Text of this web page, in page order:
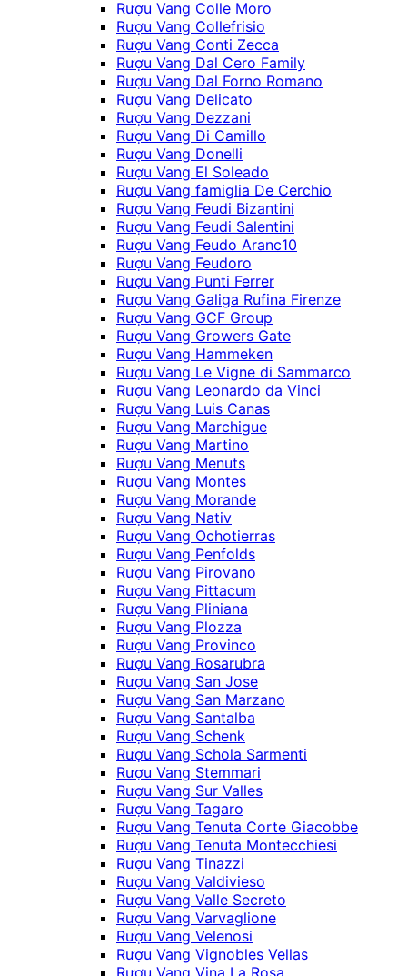
Rượu Vang Colle Moro
Rượu Vang Collefrisio
Rượu Vang Conti Zecca
Rượu Vang Dal Cero Family
Rượu Vang Dal Forno Romano
Rượu Vang Delicato
Rượu Vang Dezzani
Rượu Vang Di Camillo
Rượu Vang Donelli
Rượu Vang El Soleado
Rượu Vang famiglia De Cerchio
Rượu Vang Feudi Bizantini
Rượu Vang Feudi Salentini
Rượu Vang Feudo Aranc10
Rượu Vang Feudoro
Rượu Vang Punti Ferrer
Rượu Vang Galiga Rufina Firenze
Rượu Vang GCF Group
Rượu Vang Growers Gate
Rượu Vang Hammeken
Rượu Vang Le Vigne di Sammarco
Rượu Vang Leonardo da Vinci
Rượu Vang Luis Canas
Rượu Vang Marchigue
Rượu Vang Martino
Rượu Vang Menuts
Rượu Vang Montes
Rượu Vang Morande
Rượu Vang Nativ
Rượu Vang Ochotierras
Rượu Vang Penfolds
Rượu Vang Pirovano
Rượu Vang Pittacum
Rượu Vang Pliniana
Rượu Vang Plozza
Rượu Vang Provinco
Rượu Vang Rosarubra
Rượu Vang San Jose
Rượu Vang San Marzano
Rượu Vang Santalba
Rượu Vang Schenk
Rượu Vang Schola Sarmenti
Rượu Vang Stemmari
Rượu Vang Sur Valles
Rượu Vang Tagaro
Rượu Vang Tenuta Corte Giacobbe
Rượu Vang Tenuta Montecchiesi
Rượu Vang Tinazzi
Rượu Vang Valdivieso
Rượu Vang Valle Secreto
Rượu Vang Varvaglione
Rượu Vang Velenosi
Rượu Vang Vignobles Vellas
Rượu Vang Vina La Rosa